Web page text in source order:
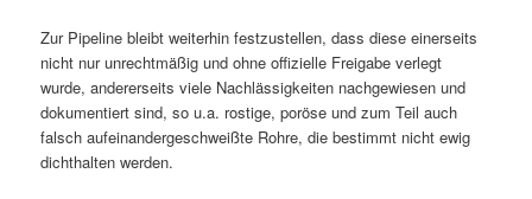
Zur Pipeline bleibt weiterhin festzustellen, dass diese einerseits
nicht nur unrechtmä­ßig und ohne offizielle Freigabe verlegt
wurde, andererseits viele Nachlässigkeiten nachgewiesen und
dokumentiert sind, so u.a. rostige, poröse und zum Teil auch
falsch aufeinandergeschweißte Rohre, die bestimmt nicht ewig
dichthalten werden.